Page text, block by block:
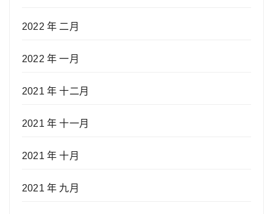
2022 年 二月
2022 年 一月
2021 年 十二月
2021 年 十一月
2021 年 十月
2021 年 九月